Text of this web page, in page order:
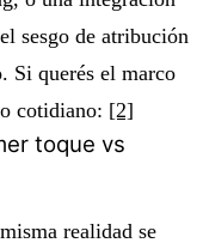
sesgo de atribución
Si querés el marco
cotidiano: [2]
toque vs
realidad se